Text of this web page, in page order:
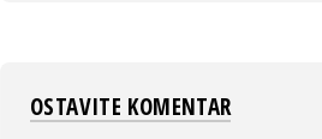
OSTAVITE KOMENTAR